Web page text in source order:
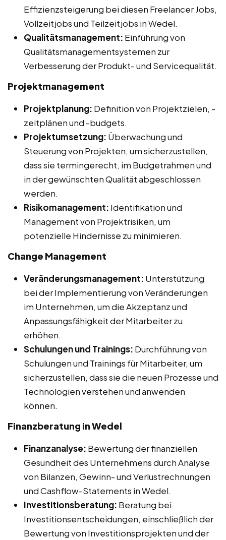
Effizienzsteigerung bei diesen Freelancer Jobs,
Vollzeitjobs und Teilzeitjobs in Wedel.
Qualitätsmanagement: Einführung von
Qualitätsmanagementsystemen zur
Verbesserung der Produkt- und Servicequalität.
Projektmanagement
Projektplanung: Definition von Projektzielen, -
zeitplänen und -budgets.
Projektumsetzung: Überwachung und
Steuerung von Projekten, um sicherzustellen,
dass sie termingerecht, im Budgetrahmen und
in der gewünschten Qualität abgeschlossen
werden.
Risikomanagement: Identifikation und
Management von Projektrisiken, um
potenzielle Hindernisse zu minimieren.
Change Management
Veränderungsmanagement: Unterstützung
bei der Implementierung von Veränderungen
im Unternehmen, um die Akzeptanz und
Anpassungsfähigkeit der Mitarbeiter zu
erhöhen.
Schulungen und Trainings: Durchführung von
Schulungen und Trainings für Mitarbeiter, um
sicherzustellen, dass sie die neuen Prozesse und
Technologien verstehen und anwenden
können.
Finanzberatung in Wedel
Finanzanalyse: Bewertung der finanziellen
Gesundheit des Unternehmens durch Analyse
von Bilanzen, Gewinn- und Verlustrechnungen
und Cashflow-Statements in Wedel.
Investitionsberatung: Beratung bei
Investitionsentscheidungen, einschließlich der
Bewertung von Investitionsprojekten und der